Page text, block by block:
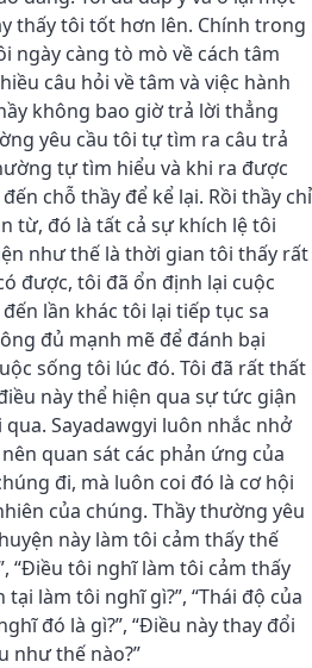
thấy tôi tốt hơn lên. Chính trong
ngày càng tò mò về cách tâm
câu hỏi về tâm và việc hành
không bao giờ trả lời thẳng
yêu cầu tôi tự tìm ra câu trả
tự tìm hiểu và khi ra được
chỗ thầy để kể lại. Rồi thầy chỉ
từ, đó là tất cả sự khích lệ tôi
như thế là thời gian tôi thấy rất
được, tôi đã ổn định lại cuộc
lần khác tôi lại tiếp tục sa
đủ mạnh mẽ để đánh bại
sống tôi lúc đó. Tôi đã rất thất
này thể hiện qua sự tức giận
Sayadawgyi luôn nhắc nhở
quan sát các phản ứng của
đi, mà luôn coi đó là cơ hội
của chúng. Thầy thường yêu
này làm tôi cảm thấy thế
“Điều tôi nghĩ làm tôi cảm thấy
tại làm tôi nghĩ gì?”, “Thái độ của
đó là gì?”, “Điều này thay đổi
như thế nào?”